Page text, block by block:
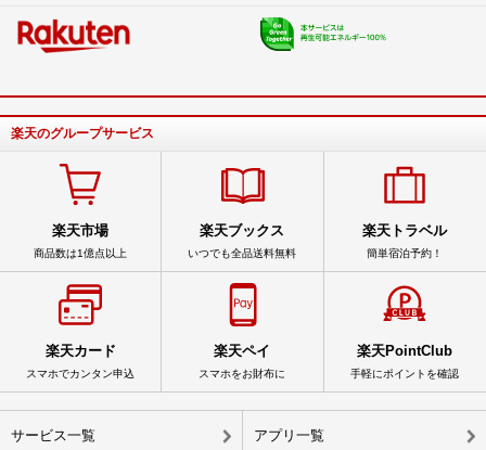
楽天のグループサービス
楽天市場
商品数は1億点以上
楽天ブックス
いつでも全品送料無料
楽天トラベル
簡単宿泊予約！
楽天カード
スマホでカンタン申込
楽天ペイ
スマホをお財布に
楽天PointClub
手軽にポイントを確認
サービス一覧 アプリ一覧